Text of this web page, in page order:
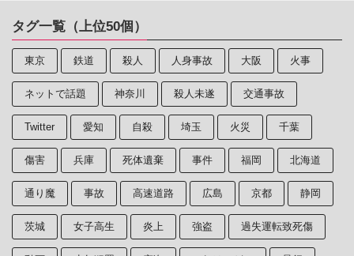
タグ一覧（上位50個）
東京 鉄道 殺人 人身事故 大阪 火事
ネットで話題 神奈川 殺人未遂 交通事故
Twitter 愛知 自殺 埼玉 火災 千葉
傷害 兵庫 死体遺棄 事件 福岡 北海道
通り魔 事故 高速道路 広島 京都 静岡
茨城 女子高生 炎上 強盗 過失運転致死傷